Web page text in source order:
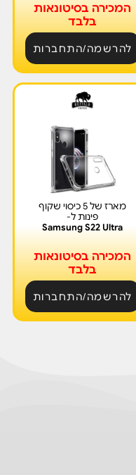
המכירה בסיטונאות
בלבד
להרשמה/התחברות
מארז של 5 כיסוי שקוף
פינות ל-
Samsung S22 Ultra
המכירה בסיטונאות
בלבד
להרשמה/התחברות